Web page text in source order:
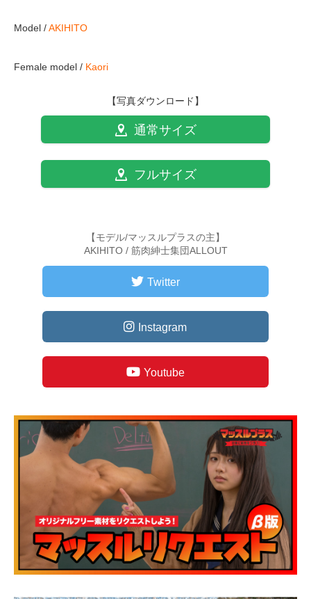
Model /AKIHITO
Female model / Kaori
【写真ダウンロード】
通常サイズ
フルサイズ
【モデル/マッスルプラスの主】
AKIHITO / 筋肉紳士集団ALLOUT
Twitter
Instagram
Youtube